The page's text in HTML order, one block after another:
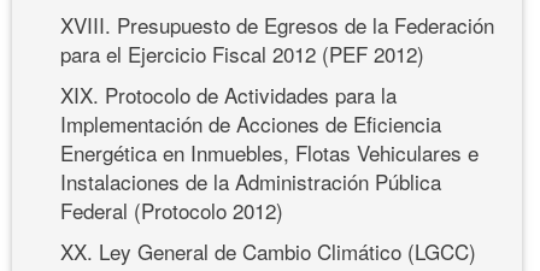
XVIII. Presupuesto de Egresos de la Federación
para el Ejercicio Fiscal 2012 (PEF 2012)
XIX. Protocolo de Actividades para la
Implementación de Acciones de Eficiencia
Energética en Inmuebles, Flotas Vehiculares e
Instalaciones de la Administración Pública
Federal (Protocolo 2012)
XX. Ley General de Cambio Climático (LGCC)